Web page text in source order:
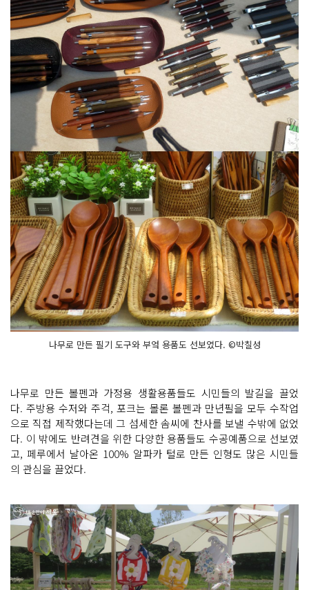
나무로 만든 필기 도구와 부엌 용품도 선보였다. ©박칠성
나무로 만든 볼펜과 가정용 생활용품들도 시민들의 발길을 끌었
다. 주방용 수저와 주걱, 포크는 몰론 볼펜과 만년필을 모두 수작업
으로 직접 제작했다는데 그 섬세한 솜씨에 찬사를 보낼 수밖에 없었
다. 이 밖에도 반려견을 위한 다양한 용품들도 수공예품으로 선보였
고, 페루에서 날아온 100% 알파카 털로 만든 인형도 많은 시민들
의 관심을 끌었다.